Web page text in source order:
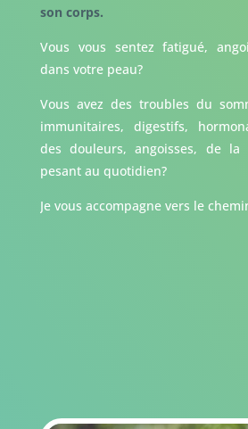
son corps.
Vous vous sentez fatigué,
dans votre peau?
Vous avez des troubles du
immunitaires, digestifs,
des douleurs, angoisses, de
pesant au quotidien?
Je vous accompagne vers le